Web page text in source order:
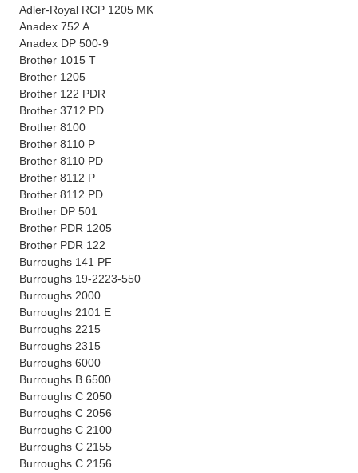
Adler-Royal RCP 1205 MK
Anadex 752 A
Anadex DP 500-9
Brother 1015 T
Brother 1205
Brother 122 PDR
Brother 3712 PD
Brother 8100
Brother 8110 P
Brother 8110 PD
Brother 8112 P
Brother 8112 PD
Brother DP 501
Brother PDR 1205
Brother PDR 122
Burroughs 141 PF
Burroughs 19-2223-550
Burroughs 2000
Burroughs 2101 E
Burroughs 2215
Burroughs 2315
Burroughs 6000
Burroughs B 6500
Burroughs C 2050
Burroughs C 2056
Burroughs C 2100
Burroughs C 2155
Burroughs C 2156